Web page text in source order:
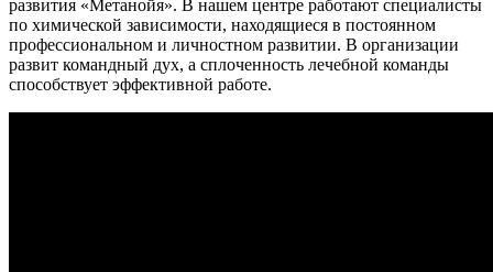
развития «Метанойя». В нашем центре работают специалисты
по химической зависимости, находящиеся в постоянном
профессиональном и личностном развитии. В организации
развит командный дух, а сплоченность лечебной команды
способствует эффективной работе.